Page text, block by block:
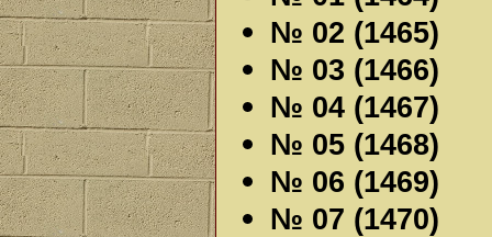
№ 02 (1465)
№ 03 (1466)
№ 04 (1467)
№ 05 (1468)
№ 06 (1469)
№ 07 (1470)